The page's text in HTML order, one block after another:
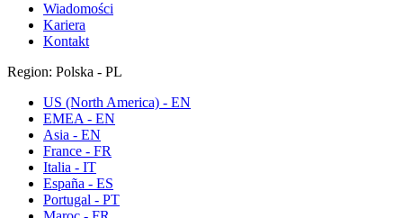
Wiadomości
Kariera
Kontakt
Region: Polska - PL
US (North America) - EN
EMEA - EN
Asia - EN
France - FR
Italia - IT
España - ES
Portugal - PT